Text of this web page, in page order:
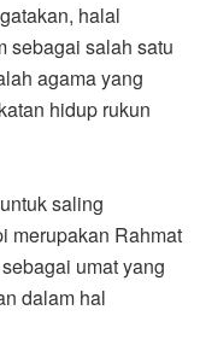
halal
sebagai salah satu
agama yang
hidup rukun
saling
merupakan Rahmat
umat yang
dalam hal